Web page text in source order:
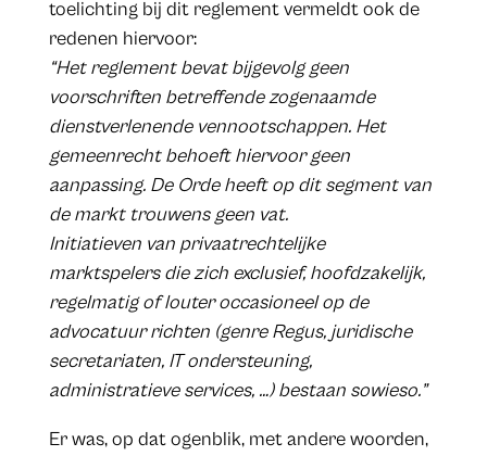
toelichting bij dit reglement vermeldt ook de
redenen hiervoor:
“Het reglement bevat bijgevolg geen
voorschriften betreffende zogenaamde
dienstverlenende vennootschappen. Het
gemeenrecht behoeft hiervoor geen
aanpassing. De Orde heeft op dit segment van
de markt trouwens geen vat.
Initiatieven van privaatrechtelijke
marktspelers die zich exclusief, hoofdzakelijk,
regelmatig of louter occasioneel op de
advocatuur richten (genre Regus, juridische
secretariaten, IT ondersteuning,
administratieve services, …) bestaan sowieso.”
Er was, op dat ogenblik, met andere woorden,